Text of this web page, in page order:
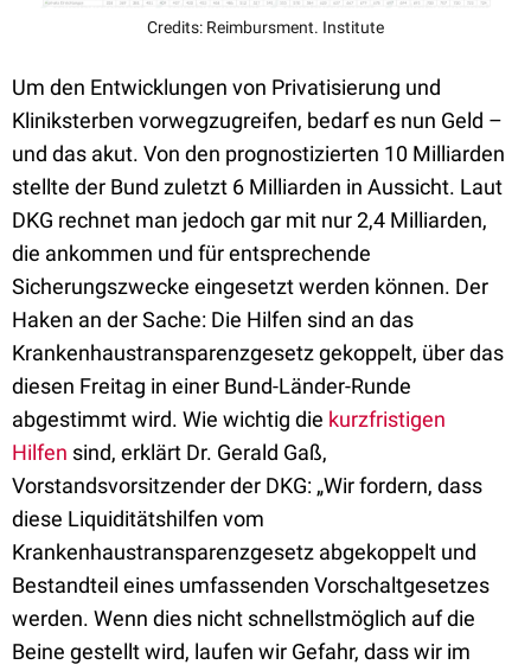
Credits: Reimbursment. Institute
Um den Entwicklungen von Privatisierung und
Kliniksterben vorwegzugreifen, bedarf es nun Geld –
und das akut. Von den prognostizierten 10 Milliarden
stellte der Bund zuletzt 6 Milliarden in Aussicht. Laut
DKG rechnet man jedoch gar mit nur 2,4 Milliarden,
die ankommen und für entsprechende
Sicherungszwecke eingesetzt werden können. Der
Haken an der Sache: Die Hilfen sind an das
Krankenhaustransparenzgesetz gekoppelt, über das
diesen Freitag in einer Bund-Länder-Runde
abgestimmt wird. Wie wichtig die kurzfristigen
Hilfen sind, erklärt Dr. Gerald Gaß,
Vorstandsvorsitzender der DKG: „Wir fordern, dass
diese Liquiditätshilfen vom
Krankenhaustransparenzgesetz abgekoppelt und
Bestandteil eines umfassenden Vorschaltgesetzes
werden. Wenn dies nicht schnellstmöglich auf die
Beine gestellt wird, laufen wir Gefahr, dass wir im